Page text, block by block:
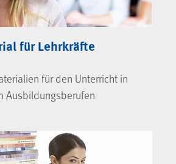
für Lehrkräfte
für den Unterricht in
Ausbildungsberufen